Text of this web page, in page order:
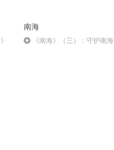
南海
《南海》（三）：守护南海